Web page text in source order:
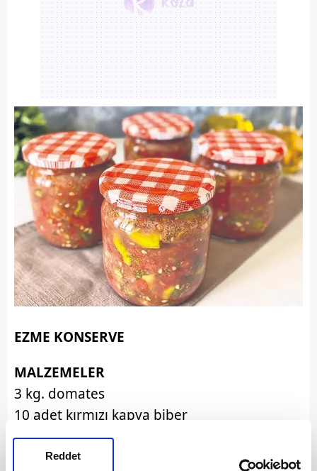
Reddet
EZME KONSERVE
MALZEMELER
3 kg. domates
10 adet kırmızı kapya biber
1 kase dolusu cin biber
1 bağ maydanoz